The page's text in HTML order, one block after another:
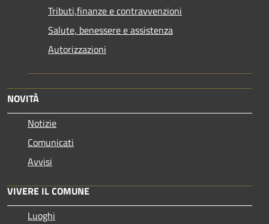
Tributi,finanze e contravvenzioni
Salute, benessere e assistenza
Autorizzazioni
NOVITÀ
Notizie
Comunicati
Avvisi
VIVERE IL COMUNE
Luoghi